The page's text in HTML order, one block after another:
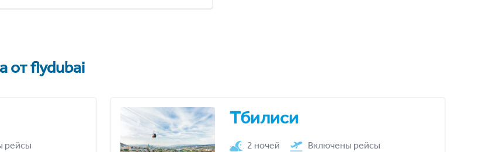
от flydubai
рейсы
Тбилиси
2 ночей Включены рейсы